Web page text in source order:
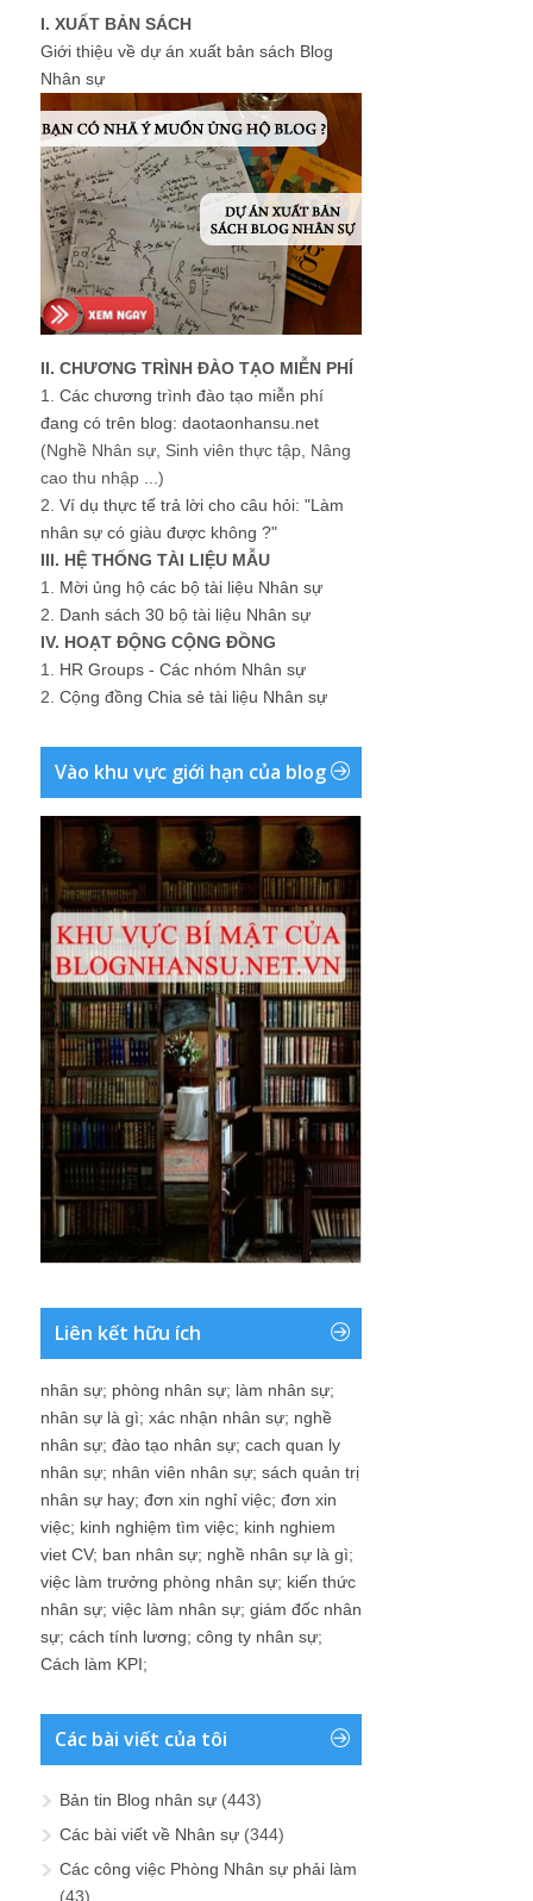
I. XUẤT BẢN SÁCH
Giới thiệu về dự án xuất bản sách Blog
Nhân sự
II. CHƯƠNG TRÌNH ĐÀO TẠO MIỄN PHÍ
1. Các chương trình đào tạo miễn phí
đang có trên blog: daotaonhansu.net
(Nghề Nhân sự, Sinh viên thực tập, Nâng
cao thu nhập ...)
2. Ví dụ thực tế trả lời cho câu hỏi: "Làm
nhân sự có giàu được không ?"
III. HỆ THỐNG TÀI LIỆU MẪU
1. Mời ủng hộ các bộ tài liệu Nhân sự
2. Danh sách 30 bộ tài liệu Nhân sự
IV. HOẠT ĐỘNG CỘNG ĐỒNG
1. HR Groups - Các nhóm Nhân sự
2. Cộng đồng Chia sẻ tài liệu Nhân sự
Vào khu vực giới hạn của blog
Liên kết hữu ích
nhân sự; phòng nhân sự; làm nhân sự;
nhân sự là gì; xác nhận nhân sự; nghề
nhân sự; đào tạo nhân sự; cach quan ly
nhân sự; nhân viên nhân sự; sách quản trị
nhân sự hay; đơn xin nghỉ việc; đơn xin
việc; kinh nghiệm tìm việc; kinh nghiem
viet CV; ban nhân sự; nghề nhân sự là gì;
việc làm trưởng phòng nhân sự; kiến thức
nhân sự; việc làm nhân sự; giám đốc nhân
sự; cách tính lương; công ty nhân sự;
Cách làm KPI;
Các bài viết của tôi
Bản tin Blog nhân sự (443)
Các bài viết về Nhân sự (344)
Các công việc Phòng Nhân sự phải làm
(43)